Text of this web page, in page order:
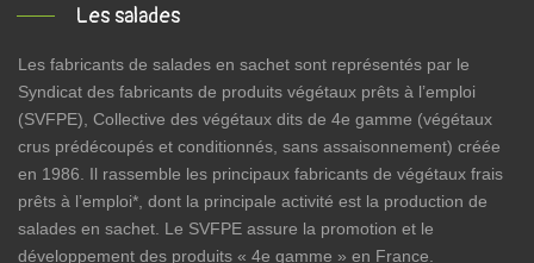
Les salades
Les fabricants de salades en sachet sont représentés par le
Syndicat des fabricants de produits végétaux prêts à l’emploi
(SVFPE), Collective des végétaux dits de 4e gamme (végétaux
crus prédécoupés et conditionnés, sans assaisonnement) créée
en 1986. Il rassemble les principaux fabricants de végétaux frais
prêts à l’emploi*, dont la principale activité est la production de
salades en sachet. Le SVFPE assure la promotion et le
développement des produits « 4e gamme » en France.